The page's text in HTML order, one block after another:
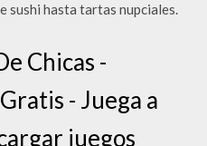
sushi hasta tartas nupciales.
Chicas -
- Juega a
juegos